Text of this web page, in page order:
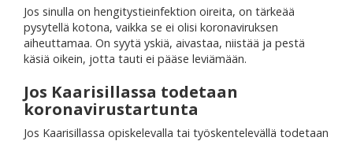
Jos sinulla on hengitystieinfektion oireita, on tärkeää
pysytellä kotona, vaikka se ei olisi koronaviruksen
aiheuttamaa. On syytä yskiä, aivastaa, niistää ja pestä
käsiä oikein, jotta tauti ei pääse leviämään.
Jos Kaarisillassa todetaan
koronavirustartunta
Jos Kaarisillassa opiskelevalla tai työskentelevällä todetaan